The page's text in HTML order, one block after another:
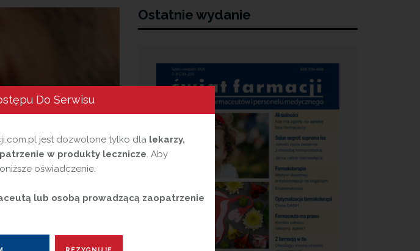
Ostatnie wydanie
Do Serwisu
jest dozwolone tylko dla lekarzy,
w produkty lecznicze . Aby
oświadczenie.
lub osobą prowadzącą zaopatrzenie